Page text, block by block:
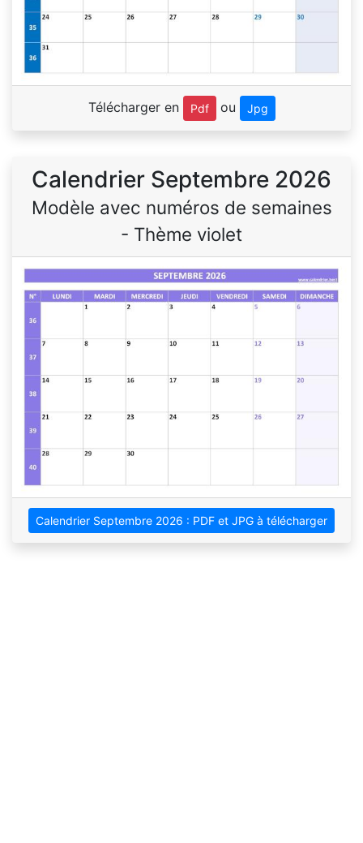
Télécharger en Pdf ou Jpg
Calendrier Septembre 2026
Modèle avec numéros de semaines
- Thème violet
Calendrier Septembre 2026 : PDF et JPG à télécharger